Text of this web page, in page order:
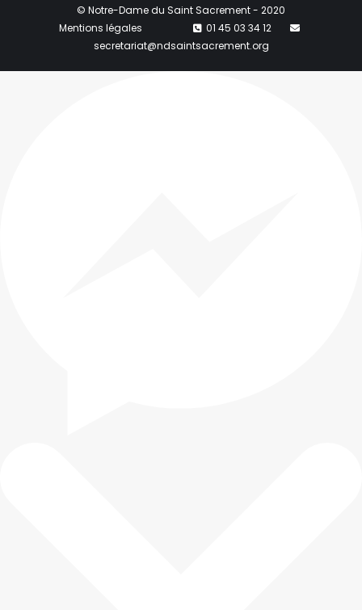
© Notre-Dame du Saint Sacrement - 2020
Mentions légales
01 45 03 34 12
secretariat@ndsaintsacrement.org